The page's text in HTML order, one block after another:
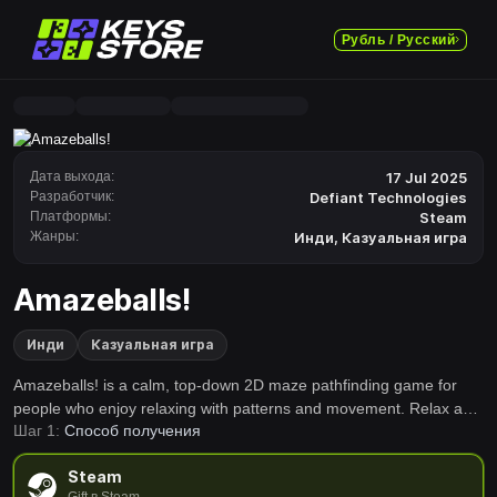
Рубль / Русский
Дата выхода: 17 Jul 2025
Разработчик: Defiant Technologies
Платформы: Steam
Жанры: Инди, Казуальная игра
Amazeballs!
Инди Казуальная игра
Amazeballs! is a calm, top-down 2D maze pathfinding game for
people who enjoy relaxing with patterns and movement. Relax and
enjoy the soothing mental exercise of finding the patterns in the
maze, competing only against yourself.
Шаг 1: Способ получения
Steam